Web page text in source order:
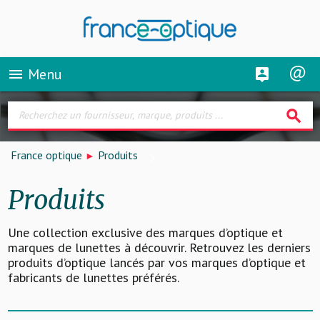
menu Menu
search
France optique Produits
Produits
Une collection exclusive des marques d’optique et
marques de lunettes à découvrir. Retrouvez les derniers
produits d’optique lancés par vos marques d’optique et
fabricants de lunettes préférés.